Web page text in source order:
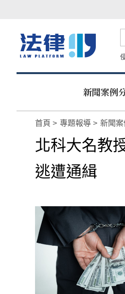
新聞案例
首頁 專題報導 新聞
北科大名教
逃遭通緝